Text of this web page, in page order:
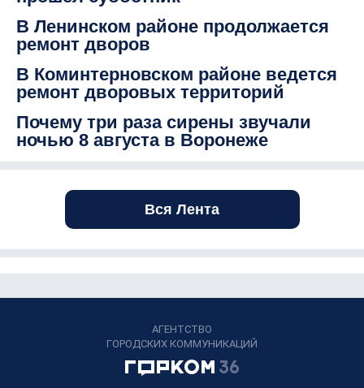
В Ленинском районе продолжается
ремонт дворов
В Коминтерновском районе ведется
ремонт дворовых территорий
Почему три раза сирены звучали
ночью 8 августа в Воронеже
Вся Лента
АГЕНТСТВО
ГОРОДСКИХ КОММУНИКАЦИЙ